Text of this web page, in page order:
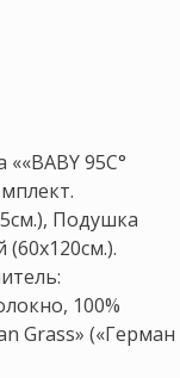
95C°
Подушка
(60х120см.).
100%
Grass» («Герман